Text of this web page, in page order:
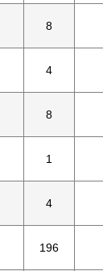
8
4
8
1
4
196